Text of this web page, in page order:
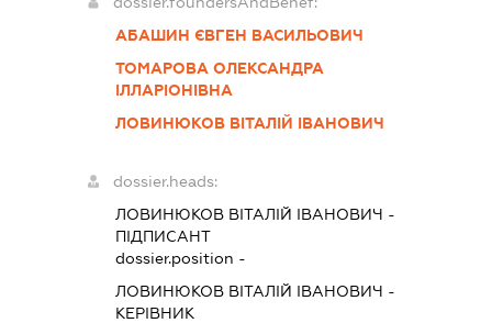
АБАШИН ЄВГЕН ВАСИЛЬОВИЧ
ТОМАРОВА ОЛЕКСАНДРА
ІЛЛАРІОНІВНА
ЛОВИНЮКОВ ВІТАЛІЙ ІВАНОВИЧ
dossier.heads:
ЛОВИНЮКОВ ВІТАЛІЙ ІВАНОВИЧ -
ПІДПИСАНТ
dossier.position -
ЛОВИНЮКОВ ВІТАЛІЙ ІВАНОВИЧ -
КЕРІВНИК